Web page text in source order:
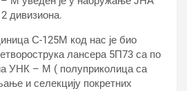
дивизиона.
С-125М код нас је био
лансера 5П73 са по
УНК – М ( полуприколица са
и селекцију покретних